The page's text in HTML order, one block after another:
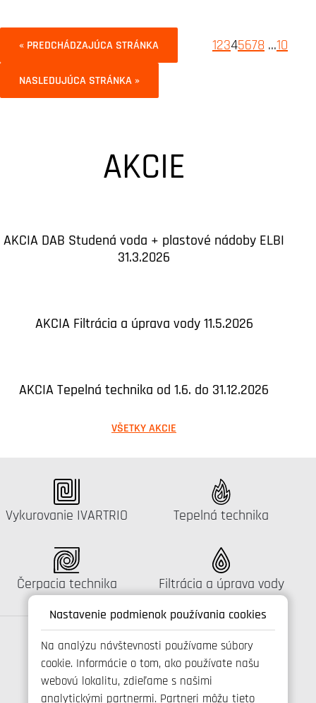
Nastavenie podmienok používania cookies
Na analýzu návštevnosti používame súbory
cookie. Informácie o tom, ako používate našu
webovú lokalitu, zdieľame s našimi
analytickými partnermi. Partneri môžu tieto
« PREDCHÁDZAJÚCA STRÁNKA 12345678 …10
NASLEDUJÚCA STRÁNKA »
AKCIE
AKCIA DAB Studená voda + plastové nádoby ELBI
31.3.2026
AKCIA Filtrácia a úprava vody 11.5.2026
AKCIA Tepelná technika od 1.6. do 31.12.2026
VŠETKY AKCIE
Katalógus:
Vykurovanie IVARTRIO Katalógus:
Tepelná technika
Katalógus:
Čerpacia technika Katalógus:
Filtrácia a úprava vody
Spojte se s námi